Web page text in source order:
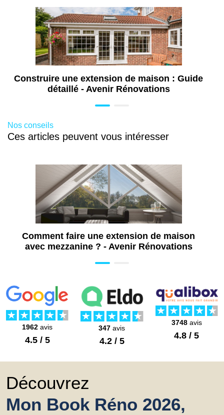
Travaux de peinture à Colmar (68)
Travaux de plomberie à Colmar (68)
Travaux d'extension de maison à Colmar
(68)
Aménagement de combles à Colmar (68)
Construire une extension de maison : Guide
détaillé - Avenir Rénovations
Nos conseils
Ces articles peuvent vous intéresser
Comment faire une extension de maison
avec mezzanine ? - Avenir Rénovations
1962 avis
4.5 / 5
347 avis
4.2 / 5
3748avis
4.8 / 5
Découvrez
Mon Book Réno 2026,